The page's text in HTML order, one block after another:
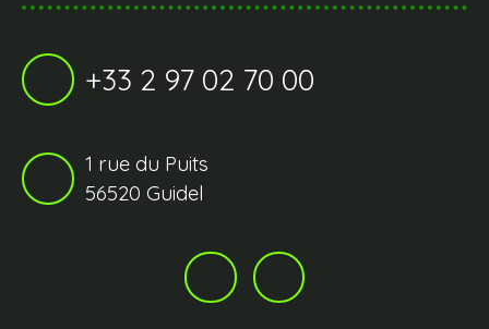
+33 2 97 02 70 00
1 rue du Puits
56520 Guidel